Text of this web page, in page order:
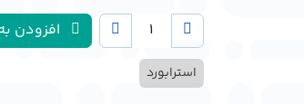
افزودن
استرابورد